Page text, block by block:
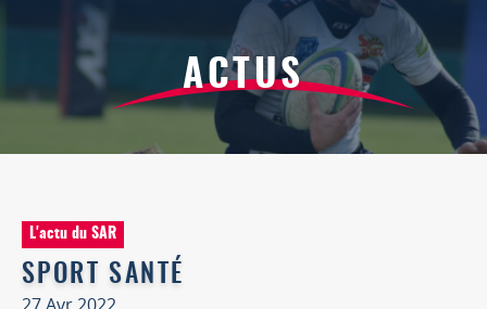
ACTUS
L'actu du SAR
SPORT SANTÉ